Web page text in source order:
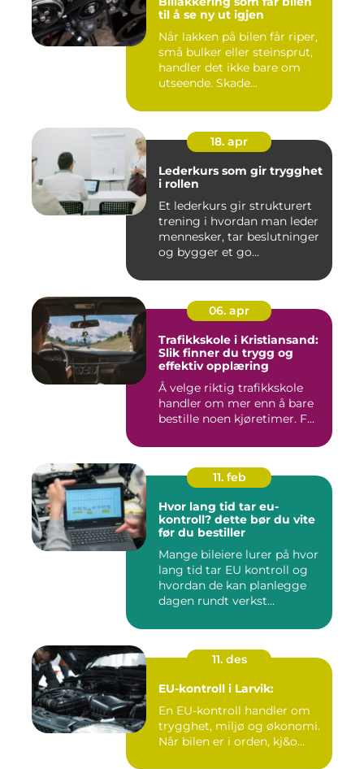
til å se ny ut igjen
Når lakken på bilen får riper,
små bulker eller steinsprut,
handler det ikke bare om
utseende. Skade...
18. apr
Lederkurs som gir trygghet
i rollen
Et lederkurs gir strukturert
trening i hvordan man leder
mennesker, tar beslutninger
og bygger et go...
06. apr
Trafikkskole i Kristiansand:
Slik finner du trygg og
effektiv opplæring
Å velge riktig trafikkskole
handler om mer enn å bare
bestille noen kjøretimer. F...
11. feb
Hvor lang tid tar eu-
kontroll? dette bør du vite
før du bestiller
Mange bileiere lurer på hvor
lang tid tar EU kontroll og
hvordan de kan planlegge
dagen rundt verkst...
11. des
EU-kontroll i Larvik:
En EU-kontroll handler om
trygghet, miljø og økonomi.
Når bilen er i orden, kj&o...